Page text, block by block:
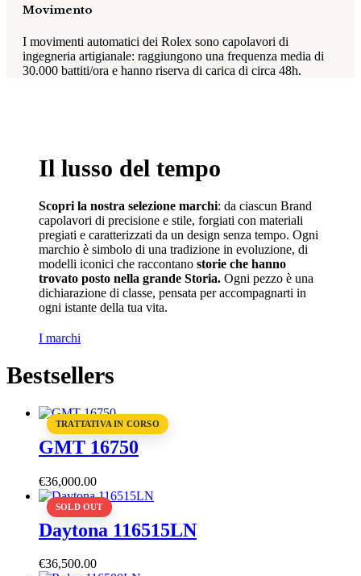
Movimento
I movimenti automatici dei Rolex sono capolavori di
ingegneria artigianale: raggiungono una frequenza media di
30.000 battiti/ora e hanno riserva di carica di circa 48h.
Il lusso del tempo
Scopri la nostra selezione marchi: da ciascun Brand
capolavori di precisione e stile, forgiati con materiali
pregiati e caratterizzati da un design senza tempo. Ogni
marchio è simbolo di una tradizione in evoluzione, di
modelli iconici che raccontano storie che hanno
trovato posto nella grande Storia. Ogni pezzo è una
dichiarazione di classe, pensata per accompagnarti in
ogni istante della tua vita.
I marchi
Bestsellers
TRATTATIVA IN CORSO
GMT 16750
€36,000.00
SOLD OUT
Daytona 116515LN
€36,500.00